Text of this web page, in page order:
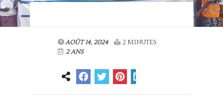
AOÛT 14, 2024
2 MINUTES
2 ANS